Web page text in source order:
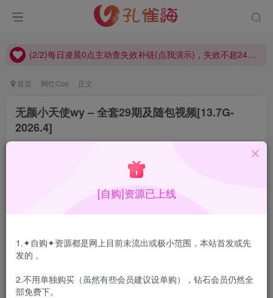
(2/2)每日凌晨0点主动查失效补链(点我演示)，失效不超24小时，
(2/2)每日凌晨0点主动查失效补链(点我演示)，失效不超24小时，
首页 网红Cos 正文
无颜小天使wy – 全套29期及随包视频[13.7G-
2026.4]
关注
无颜小天使wy，也叫自闭颜球球，肉肉妹纸，肉确实会
[自购]资源已上线
1.✦自购✦资源都是网上目前未流出或极小范围，本站首发或先
发的 。
2.不用单独购买（虽然有些会员建议设单购），钻石会员仍然全
部免费下。